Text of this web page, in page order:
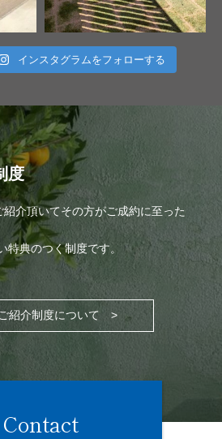
インスタグラムをフォローする
度
介頂いてその方がご成約に至った
特典のつく制度です。
紹介制度について >
Contact